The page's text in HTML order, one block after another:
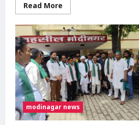
Read More
more
गाजियाबाद
में
युवक
की
मौत:
खेत
में
ले
जाकर
बेरहमी
से
पिटाई
का
आरोप,
modinagar news